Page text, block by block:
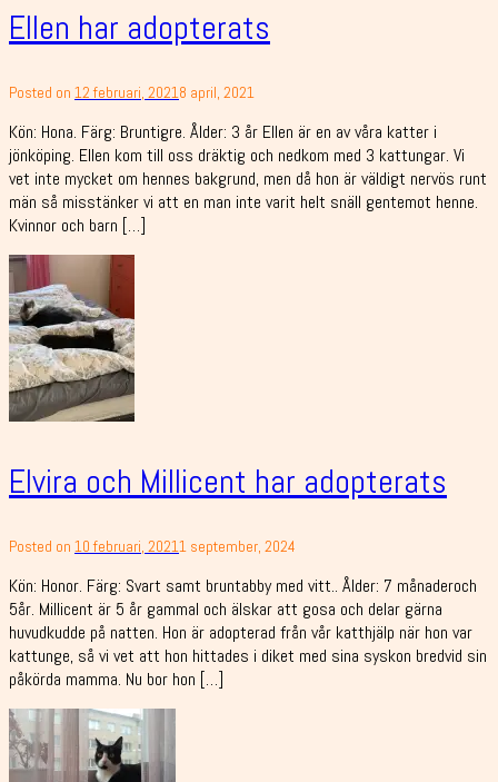
Ellen har adopterats
Posted on 12 februari, 20218 april, 2021
Kön: Hona. Färg: Bruntigre. Ålder: 3 år Ellen är en av våra katter i
jönköping. Ellen kom till oss dräktig och nedkom med 3 kattungar. Vi
vet inte mycket om hennes bakgrund, men då hon är väldigt nervös runt
män så misstänker vi att en man inte varit helt snäll gentemot henne.
Kvinnor och barn […]
Elvira och Millicent har adopterats
Posted on 10 februari, 20211 september, 2024
Kön: Honor. Färg: Svart samt bruntabby med vitt.. Ålder: 7 månaderoch
5år. Millicent är 5 år gammal och älskar att gosa och delar gärna
huvudkudde på natten. Hon är adopterad från vår katthjälp när hon var
kattunge, så vi vet att hon hittades i diket med sina syskon bredvid sin
påkörda mamma. Nu bor hon […]